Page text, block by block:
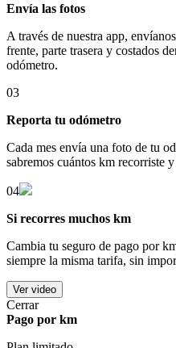
Envía las fotos
A través de nuestra app,
frente, parte trasera y costados
odómetro.
03
Reporta tu odómetro
Cada mes envía una foto de tu
sabremos cuántos km recorriste
04
Si recorres muchos km
Cambia tu seguro de pago por
siempre la misma tarifa, sin
Ver video
Cerrar
Pago por km